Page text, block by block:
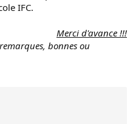
IFC.​
Merci d'avance !!!
bonnes ou